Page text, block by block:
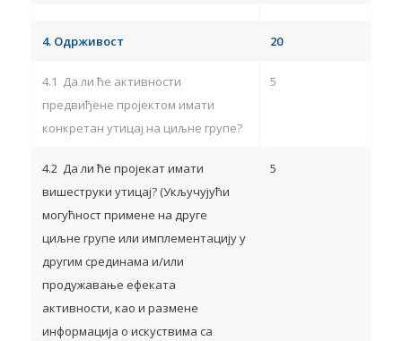
4. Одрживост 20
4.1 Да ли ће активности
предвиђене пројектом имати
конкретан утицај на циљне групе?
5
4.2 Да ли ће пројекат имати
вишеструки утицај? (Укључујући
могућност примене на друге
циљне групе или имплементацију у
другим срединама и/или
продужавање ефеката
активности, као и размене
информација о искуствима са
5